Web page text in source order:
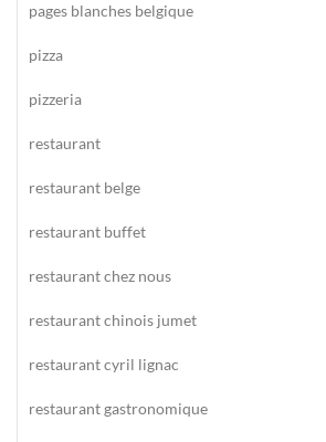
pages blanches belgique
pizza
pizzeria
restaurant
restaurant belge
restaurant buffet
restaurant chez nous
restaurant chinois jumet
restaurant cyril lignac
restaurant gastronomique